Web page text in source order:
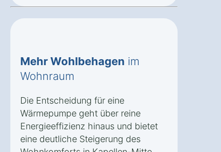
Mehr Wohlbehagen im
Wohnraum
Die Entscheidung für eine
Wärmepumpe geht über reine
Energieeffizienz hinaus und bietet
eine deutliche Steigerung des